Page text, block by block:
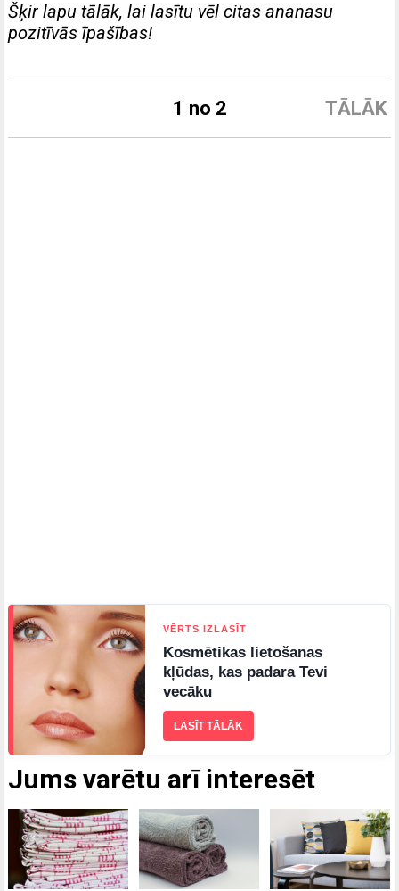
Šķir lapu tālāk, lai lasītu vēl citas ananasu
pozitīvās īpašības!
TĀLĀK
1 no 2
Jums varētu arī interesēt
VĒRTS IZLASĪT
Kosmētikas lietošanas
kļūdas, kas padara Tevi
vecāku
LASĪT TĀLĀK